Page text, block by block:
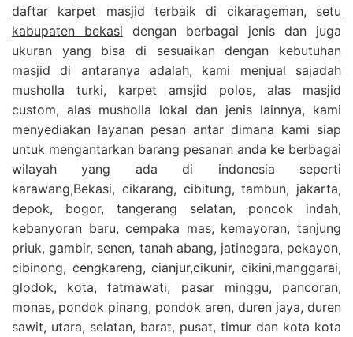
daftar karpet masjid terbaik di cikarageman, setu
kabupaten bekasi dengan berbagai jenis dan juga
ukuran yang bisa di sesuaikan dengan kebutuhan
masjid di antaranya adalah, kami menjual sajadah
musholla turki, karpet amsjid polos, alas masjid
custom, alas musholla lokal dan jenis lainnya, kami
menyediakan layanan pesan antar dimana kami siap
untuk mengantarkan barang pesanan anda ke berbagai
wilayah yang ada di indonesia seperti
karawang,Bekasi, cikarang, cibitung, tambun, jakarta,
depok, bogor, tangerang selatan, poncok indah,
kebanyoran baru, cempaka mas, kemayoran, tanjung
priuk, gambir, senen, tanah abang, jatinegara, pekayon,
cibinong, cengkareng, cianjur,cikunir, cikini,manggarai,
glodok, kota, fatmawati, pasar minggu, pancoran,
monas, pondok pinang, pondok aren, duren jaya, duren
sawit, utara, selatan, barat, pusat, timur dan kota kota